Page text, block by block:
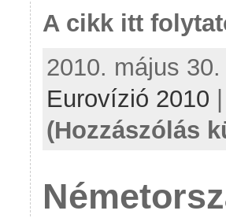
A cikk itt
2010. május
Eurovízió 2010
(Hozzászólás